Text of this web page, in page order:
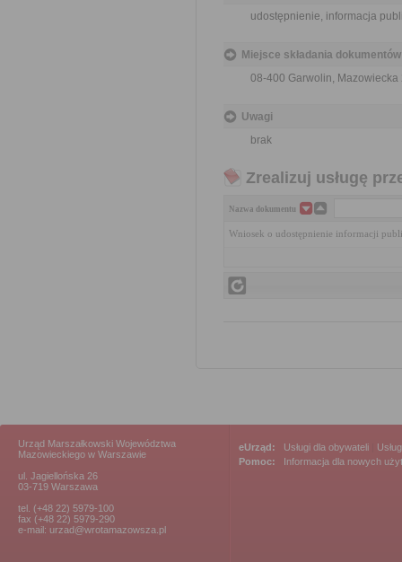
udostępnienie, informacja
Miejsce składania dokumentów
08-400 Garwolin, Mazowiecka
Uwagi
brak
Zrealizuj usługę
Nazwa dokumentu
Wniosek o udostępnienie informacji
Urząd Marszałkowski Województwa
Mazowieckiego w Warszawie
ul. Jagiellońska 26
03-719 Warszawa
tel. (+48 22) 5979-100
fax (+48 22) 5979-290
e-mail: urzad@wrotamazowsza.pl
eUrząd: Usługi dla obywateli
Pomoc:
Informacja dla nowych